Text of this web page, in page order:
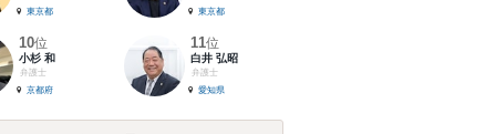
東京都
東京都
10位
小杉 和
弁護士
京都府
11位
白井 弘昭
弁護士
愛知県